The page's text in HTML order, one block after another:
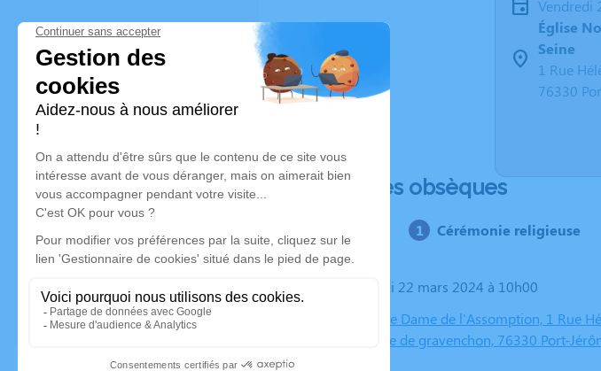
Église
Seine
1 Rue
76330
Déroulé des obsèques
Cérémonie religieuse
Le vendredi 22 mars 2024 à 10h00
Église Notre Dame de l'Assomption, 1 Rue
Notre dame de gravenchon, 76330 Port-